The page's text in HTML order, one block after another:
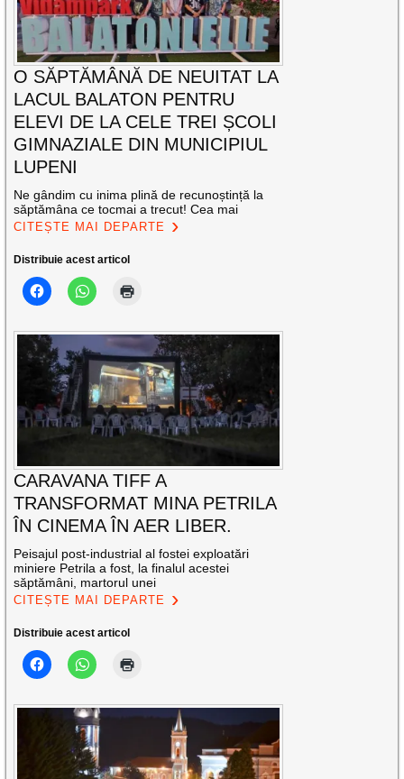
O SĂPTĂMÂNĂ DE NEUITAT LA
LACUL BALATON PENTRU
ELEVI DE LA CELE TREI ȘCOLI
GIMNAZIALE DIN MUNICIPIUL
LUPENI
Ne gândim cu inima plină de recunoștință la
săptămâna ce tocmai a trecut! Cea mai
CITEȘTE MAI DEPARTE
Distribuie acest articol
CARAVANA TIFF A
TRANSFORMAT MINA PETRILA
ÎN CINEMA ÎN AER LIBER.
Peisajul post-industrial al fostei exploatări
miniere Petrila a fost, la finalul acestei
săptămâni, martorul unei
CITEȘTE MAI DEPARTE
Distribuie acest articol